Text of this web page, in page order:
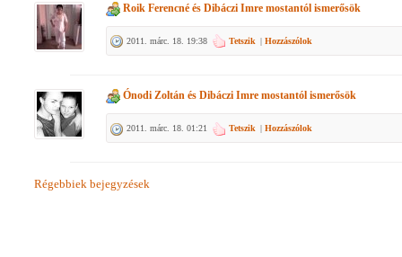
Roik Ferencné és Dibáczi Imre mostantól ismerősök
2011. márc. 18. 19:38 Tetszik | Hozzászólok
Ónodi Zoltán és Dibáczi Imre mostantól ismerősök
2011. márc. 18. 01:21 Tetszik | Hozzászólok
Régebbiek bejegyzések